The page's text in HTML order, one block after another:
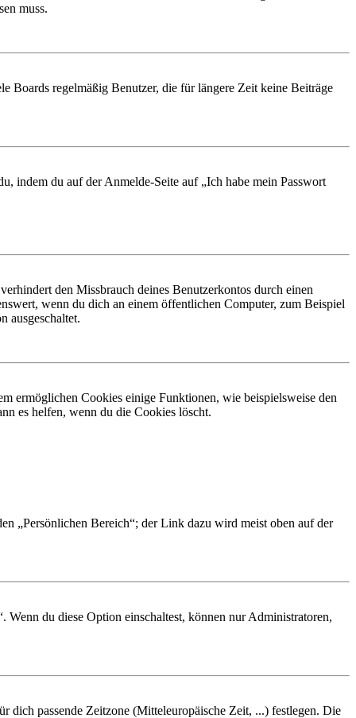
muss.
Boards regelmäßig Benutzer, die für längere Zeit keine Beiträge
indem du auf der Anmelde-Seite auf „Ich habe mein Passwort
den Missbrauch deines Benutzerkontos durch einen
wenn du dich an einem öffentlichen Computer, zum Beispiel
ausgeschaltet.
ermöglichen Cookies einige Funktionen, wie beispielsweise den
es helfen, wenn du die Cookies löscht.
„Persönlichen Bereich“; der Link dazu wird meist oben auf der
du diese Option einschaltest, können nur Administratoren,
dich passende Zeitzone (Mitteleuropäische Zeit, ...) festlegen. Die